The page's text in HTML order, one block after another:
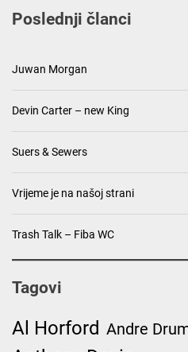
Poslednji članci
Juwan Morgan
Devin Carter – new King
Suers & Sewers
Vrijeme je na našoj strani
Trash Talk – Fiba WC
Tagovi
Al Horford Andre